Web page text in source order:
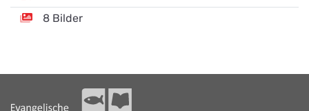
8 Bilder